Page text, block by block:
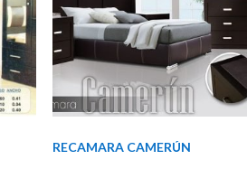
RECAMARA CAMERÚN